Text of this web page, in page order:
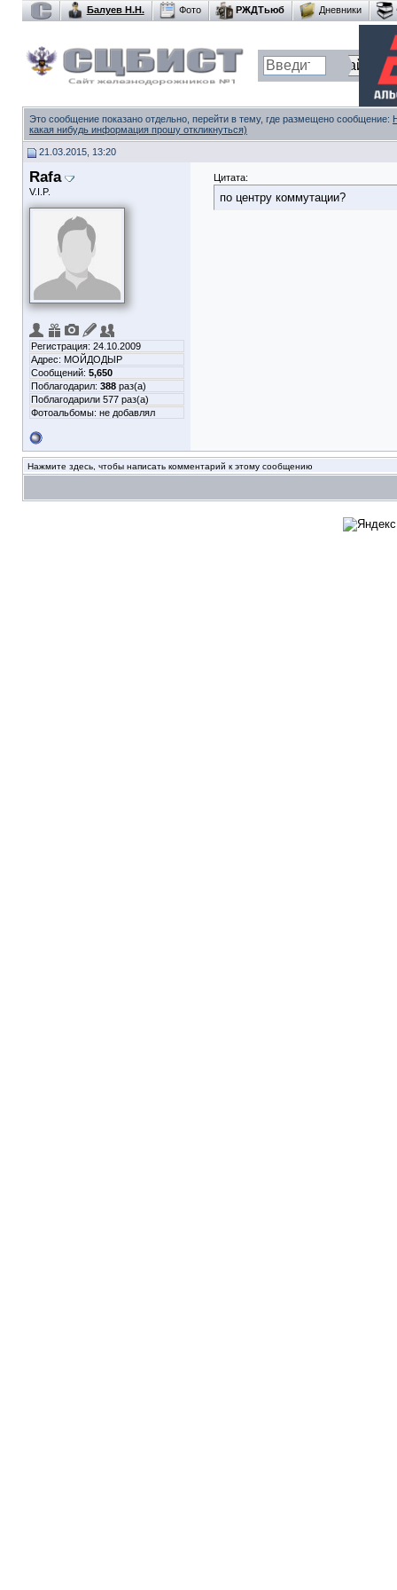
Балуев Н.Н. Фото РЖДТьюб Дневники
Это сообщение показано отдельно, перейти в тему, где размещено сообщение:
какая нибудь информация прошу откликнуться)
21.03.2015, 13:20
Rafa
V.I.P.
Регистрация: 24.10.2009
Адрес: МОЙДОДЫР
Сообщений: 5,650
Поблагодарил: 388 раз(а)
Поблагодарили 577 раз(а)
Фотоальбомы: не добавлял
Цитата:
по центру коммутации?
Нажмите здесь, чтобы написать комментарий к этому сообщению